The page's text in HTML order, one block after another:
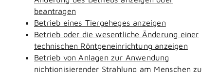
beantragen
Betrieb eines Tiergeheges anzeigen
Betrieb oder die wesentliche Änderung einer
technischen Röntgeneinrichtung anzeigen
Betrieb von Anlagen zur Anwendung
nichtionisierender Strahlung am Menschen zu